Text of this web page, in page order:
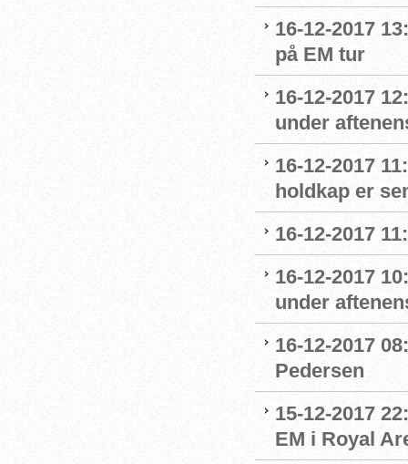
16-12-2017
på EM tur
16-12-2017
under
16-12-2017
holdkap er
16-12-2017
16-12-2017
under
16-12-2017
Pedersen
15-12-2017
EM i Royal